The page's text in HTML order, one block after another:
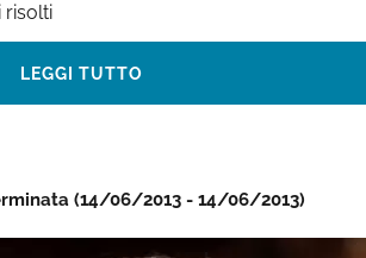
risolti
LEGGI TUTTO
(14/06/2013 - 14/06/2013)